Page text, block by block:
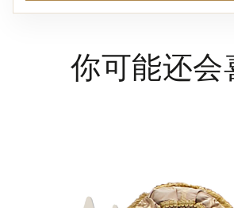
你可能还会